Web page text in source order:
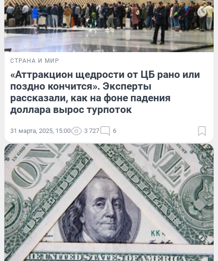
СТРАНА И МИР
«Аттракцион щедрости от ЦБ рано или
поздно кончится». Эксперты
рассказали, как на фоне падения
доллара вырос турпоток
31 марта, 2025, 15:00 3 727 6